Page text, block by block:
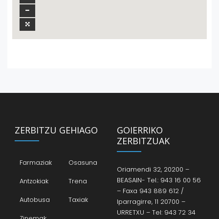
ZERBITZU GEHIAGO
Farmaziak
Osasuna
Antzokiak
Trena
Autobusa
Taxiak
GOIERRIKO
ZERBITZUAK
Oriamendi 32, 20200 –
BEASAIN- Tel.: 943 16 00 56
– Faxa 943 889 612 /
Iparragirre, 11 20700 –
URRETXU – Tel: 943 72 34